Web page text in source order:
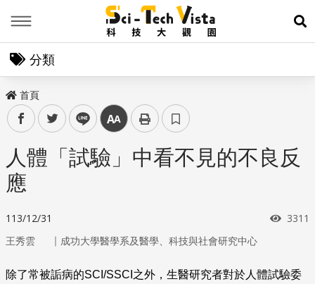
展
分類
首頁
facebooktwitter line 中
人體「試驗」中看不見的不良反
應
113/12/31 瀏覽
3311
王秀雲 ｜ 成功大學醫學系及醫學、科技與社會研究中心
除了常被詬病的SCI/SSCI 之外，生醫研究者對於人體試驗委